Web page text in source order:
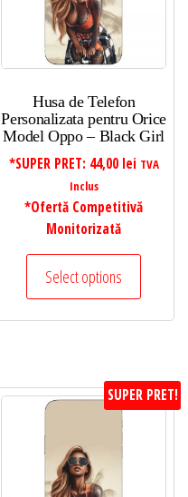
Husa de Telefon
Personalizata pentru Orice
Model Oppo – Black Girl
*SUPER PRET: 44,00 lei TVA
Inclus
*Ofertă Competitivă
Monitorizată
Select options
SUPER PRET!